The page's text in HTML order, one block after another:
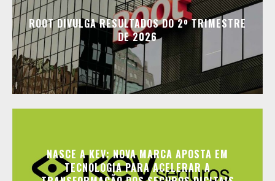
ROOT DIVULGA RESULTADOS DO 2º TRIMESTRE
DE 2026
NASCE A KEV: NOVA MARCA APOSTA EM
TECNOLOGIA PARA ACELERAR A